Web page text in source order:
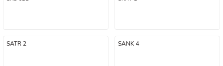
SATR 2 SANK 4